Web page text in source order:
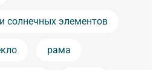
солнечных элементов
рама